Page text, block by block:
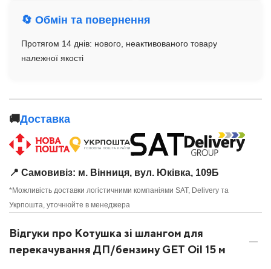
🔄 Обмін та повернення
Протягом 14 днів: нового, неактивованого товару
належної якості
🚚Доставка
📍 Самовивіз: м. Вінниця, вул. Юківка, 109Б
*Можливість доставки логістичними компаніями SAT, Delivery та
Укрпошта, уточнюйте в менеджера
Відгуки про Котушка зі шлангом для
перекачування ДП/бензину GET Oil 15 м